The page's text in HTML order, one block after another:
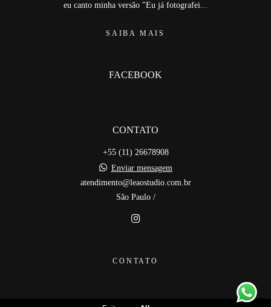
eu canto minha versão "Eu já fotografei...
SAIBA MAIS
FACEBOOK
CONTATO
+55 (11) 26678908
Enviar mensagem
atendimento@leaostudio.com.br
São Paulo /
CONTATO